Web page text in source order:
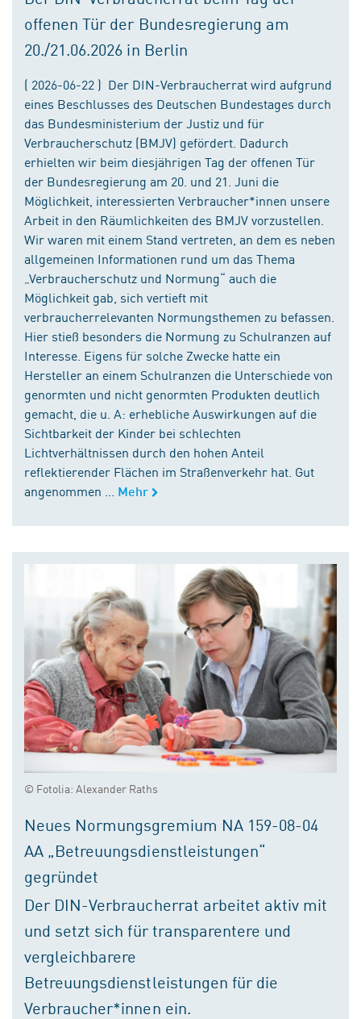
offenen Tür der Bundesregierung am
20./21.06.2026 in Berlin
( 2026-06-22 ) Der DIN-Verbraucherrat wird aufgrund
eines Beschlusses des Deutschen Bundestages durch
das Bundesministerium der Justiz und für
Verbraucherschutz (BMJV) gefördert. Dadurch
erhielten wir beim diesjährigen Tag der offenen Tür
der Bundesregierung am 20. und 21. Juni die
Möglichkeit, interessierten Verbraucher*innen unsere
Arbeit in den Räumlichkeiten des BMJV vorzustellen.
Wir waren mit einem Stand vertreten, an dem es neben
allgemeinen Informationen rund um das Thema
„Verbraucherschutz und Normung“ auch die
Möglichkeit gab, sich vertieft mit
verbraucherrelevanten Normungsthemen zu befassen.
Hier stieß besonders die Normung zu Schulranzen auf
Interesse. Eigens für solche Zwecke hatte ein
Hersteller an einem Schulranzen die Unterschiede von
genormten und nicht genormten Produkten deutlich
gemacht, die u. A: erhebliche Auswirkungen auf die
Sichtbarkeit der Kinder bei schlechten
Lichtverhältnissen durch den hohen Anteil
reflektierender Flächen im Straßenverkehr hat. Gut
angenommen ...
Mehr
© Fotolia: Alexander Raths
Neues Normungsgremium NA 159-08-04
AA „Betreuungsdienstleistungen“
gegründet
Der DIN-Verbraucherrat arbeitet aktiv mit
und setzt sich für transparentere und
vergleichbarere
Betreuungsdienstleistungen für die
Verbraucher*innen ein.